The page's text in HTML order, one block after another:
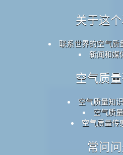
关于这
联系世界的空气质
新闻和媒
空气质
空气质量知
空气质
空气质量传
常问